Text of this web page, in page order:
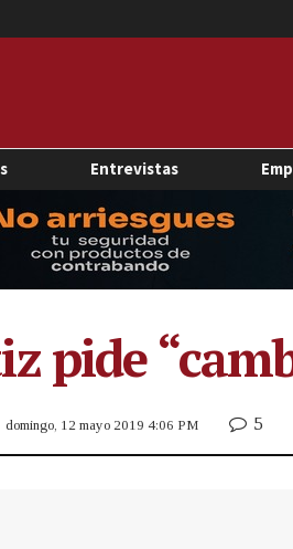
Entrevistas
pide
domingo, 12 mayo 2019 4:06 PM 5